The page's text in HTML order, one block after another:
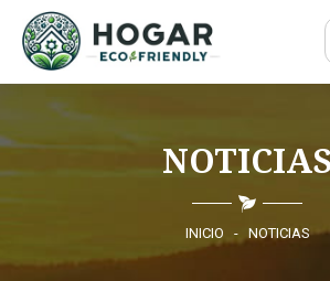
NOTICIAS
INICIO - NOTICIAS